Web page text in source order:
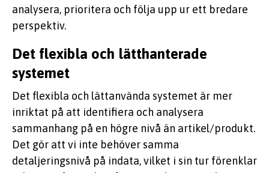
analysera, prioritera och följa upp ur ett bredare
perspektiv.
Det flexibla och lätthanterade
systemet
Det flexibla och lättanvända systemet är mer
inriktat på att identifiera och analysera
sammanhang på en högre nivå än artikel/produkt.
Det gör att vi inte behöver samma
detaljeringsnivå på indata, vilket i sin tur förenklar